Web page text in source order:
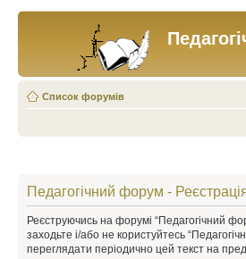
Список форумів
Педагогічний форум -
Реєструючись на форумі “Педагогічний
заходьте і/або не користуйтесь
переглядати періодично цей текст на